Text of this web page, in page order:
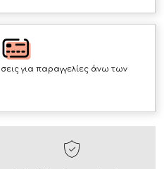
για παραγγελίες άνω των